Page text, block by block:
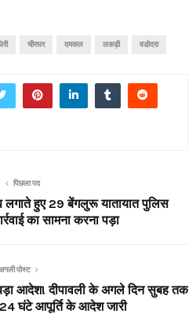
चीरघर दमकल लकड़ी वडोदरा
पिछला पद
हुए 29 बेंगलुरू यातायात पुलिस
का सामना करना पड़ा
पोस्ट
आदेश! दीपावली के अगले दिन सुबह तक
24 घंटे आपूर्ति के आदेश जारी